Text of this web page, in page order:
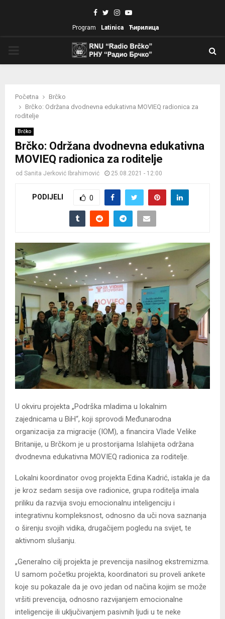
Facebook
TwitterInstagram
Youtube
Program Latinica Ћирилица
Početna
Brčko
Brčko: Održana dvodnevna edukativna MOVIEQ radionica za
roditelje
Brčko
Brčko: Održana dvodnevna edukativna
MOVIEQ radionica za roditelje
od Sanita Jerković Ibrahimović 25.08.2021 - 12:00
PODIJELI 0
U okviru projekta „Podrška mladima u lokalnim
zajednicama u BiH“, koji sprovodi Međunarodna
organizacija za migracije (IOM), a financira Vlade Velike
Britanije, u Brčkom je u prostorijama Islahijeta održana
dvodnevna edukativna MOVIEQ radionica za roditelje.
Lokalni koordinator ovog projekta Edina Kadrić, istakla je da
je kroz sedam sesija ove radionice, grupa roditelja imala
priliku da razvija svoju emocionalnu inteligenciju i
integrativnu kompleksnost, odnosno da uči nova saznanja
o širenju svojih vidika, drugačijem pogledu na svijet, te
aktivnom slušanju.
„Generalno cilj projekta je prevencija nasilnog ekstremizma.
U samom početku projekta, koordinatori su proveli ankete
koje su pokazale da je ovo jedan od načina kojim se može
vršiti prevencija, odnosno razvijanjem emocionalne
inteligencije ili uključivanjem pasivnih ljudi u te neke